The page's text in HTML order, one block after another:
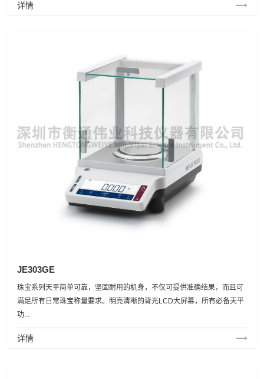
详情
JE303GE
珠宝系列天平简单可靠，坚固耐用的机身，不仅可提供准确结果，而且可
满足所有日常珠宝称量要求。明亮清晰的背光LCD大屏幕，所有必备天平
功...
详情